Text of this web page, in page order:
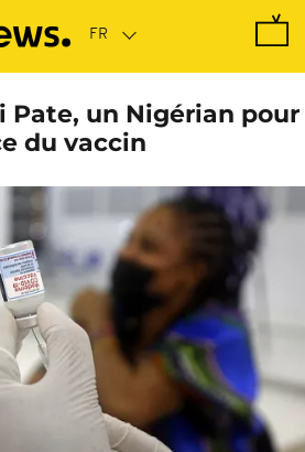
Pate, un Nigérian pour
du vaccin